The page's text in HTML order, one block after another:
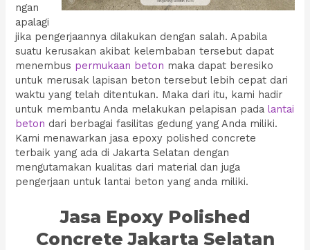
ngan
apalagi
jika pengerjaannya dilakukan dengan salah. Apabila
suatu kerusakan akibat kelembaban tersebut dapat
menembus permukaan beton maka dapat beresiko
untuk merusak lapisan beton tersebut lebih cepat dari
waktu yang telah ditentukan. Maka dari itu, kami hadir
untuk membantu Anda melakukan pelapisan padalantai
beton dari berbagai fasilitas gedung yang Anda miliki.
Kami menawarkan jasa epoxy polished concrete
terbaik yang ada di Jakarta Selatan dengan
mengutamakan kualitas dari material dan juga
pengerjaan untuk lantai beton yang anda miliki.
Jasa Epoxy Polished
Concrete Jakarta Selatan